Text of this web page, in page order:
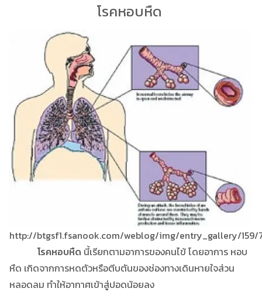
โรคหอบหืด
http://btgsf1.fsanook.com/weblog/img/entry_gallery/159/
โรคหอบหืด นี้เรียกตามอาการของคนไข้ โดยอาการ หอบ
หืด เกิดจากการหดตัวหรือตีบตันของช่องทางเดินหายใจส่วน
หลอดลม ทำให้อากาศเข้าสู่ปอดน้อยลง